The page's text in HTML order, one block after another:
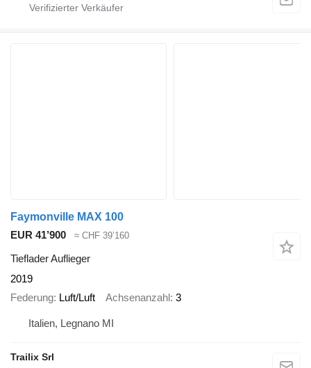
Faymonville MAX 100
EUR 41’900
≈ CHF 39’160
Tieflader Auflieger
2019
Federung Luft/Luft Achsenanzahl 3
Italien, Legnano MI
Trailix Srl